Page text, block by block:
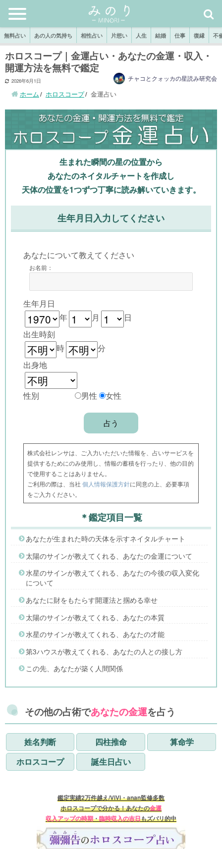
無料占い あの人の気持ち 相性占い 片想い 人生 結婚 仕事 復縁 不
ホロスコープ｜金運占い・あなたの金運・収入・
開運方法を無料で鑑定
2026年6月1日 チャコとクォッカの星読み研究会
ホーム ホロスコープ 金運占い
生まれた瞬間の星の位置から
あなたのネイタルチャートを作成し
天体の位置を1つずつ丁寧に読み解いていきます。
生年月日入力してください
あなたについて教えてください
お名前：
生年月日
年
月
日
出生時刻
時
分
出身地
性別 男性 女性
株式会社レンサは、ご入力いただいた情報を、占いサービスを
提供するためにのみ使用し、情報の蓄積を行ったり、他の目的
で使用することはありません。
ご利用の際は、当社 個人情報保護方針に同意の上、必要事項
をご入力ください。
＊鑑定項目一覧
あなたが生まれた時の天体を示すネイタルチャート
太陽のサインが教えてくれる、あなたの金運について
水星のサインが教えてくれる、あなたの今後の収入変化
について
あなたに財をもたらす開運法と掴める幸せ
太陽のサインが教えてくれる、あなたの本質
水星のサインが教えてくれる、あなたの才能
第3ハウスが教えてくれる、あなたの人との接し方
この先、あなたが築く人間関係
その他の占術であなたの金運を占う
姓名判断 四柱推命
算命学
ホロスコープ
誕生日占い
鑑定実績2万件越え/ViVi・anan監修多数
ホロスコープで分かる！あなたの金運
収入アップの時期・臨時収入の吉日もズバリ的中